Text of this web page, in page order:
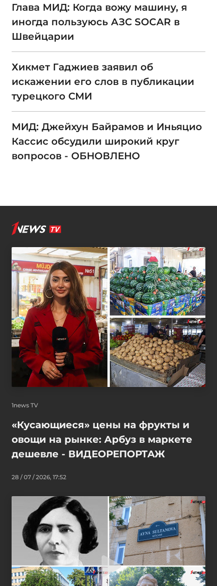
Глава МИД: Когда вожу машину, я
иногда пользуюсь АЗС SOCAR в
Швейцарии
Хикмет Гаджиев заявил об
искажении его слов в публикации
турецкого СМИ
МИД: Джейхун Байрамов и Иньяцио
Кассис обсудили широкий круг
вопросов - ОБНОВЛЕНО
1news TV
«Кусающиеся» цены на фрукты и
овощи на рынке: Арбуз в маркете
дешевле - ВИДЕОРЕПОРТАЖ
28 / 07 / 2026, 17:52